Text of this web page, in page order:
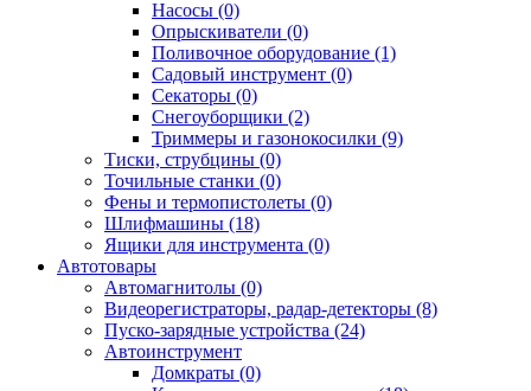
Насосы (0)
Опрыскиватели (0)
Поливочное оборудование (1)
Садовый инструмент (0)
Секаторы (0)
Снегоуборщики (2)
Триммеры и газонокосилки (9)
Тиски, струбцины (0)
Точильные станки (0)
Фены и термопистолеты (0)
Шлифмашины (18)
Ящики для инструмента (0)
Автотовары
Автомагнитолы (0)
Видеорегистраторы, радар-детекторы (8)
Пуско-зарядные устройства (24)
Автоинструмент
Домкраты (0)